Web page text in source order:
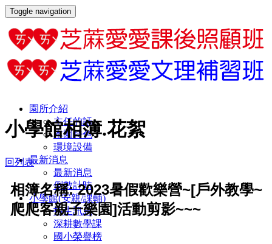
Toggle navigation
園所介紹
主任的話
本園特色
環境設備
最新消息
最新消息
倒數計時
小學館(安親/課輔)
招生訊息
深耕數學課
國小榮譽榜
小學館相簿.花絮
回列表
相簿名稱: 2023暑假歡樂營~[戶外教學~
爬爬客親子樂園]活動剪影~~~